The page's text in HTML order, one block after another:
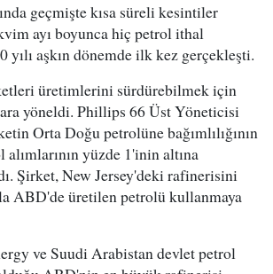
geçmişte kısa süreli kesintiler
ayı boyunca hiç petrol ithal
yılı aşkın dönemde ilk kez gerçekleşti.
üretimlerini sürdürebilmek için
yöneldi. Phillips 66 Üst Yöneticisi
Orta Doğu petrolüne bağımlılığının
yüzde 1'inin altına
Şirket, New Jersey'deki rafinerisini
ABD'de üretilen petrolü kullanmaya
ve Suudi Arabistan devlet petrol